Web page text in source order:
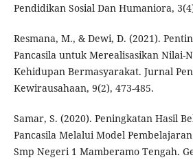
Pendidikan Sosial Dan Humaniora,
Resmana, M., & Dewi, D. (2021).
Pancasila untuk Merealisasikan Nilai-
Kehidupan Bermasyarakat. Jurnal
Kewirausahaan, 9(2), 473-485.
Samar, S. (2020). Peningkatan Hasil
Pancasila Melalui Model
Smp Negeri 1 Mamberamo Tengah.